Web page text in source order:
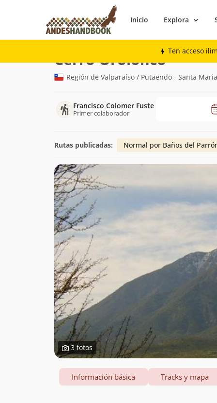
Inicio Explora
Ten acceso
Montaña
Cerro Orolonco (2.333m)
Región de Valparaíso / Putaendo - Santa
Francisco Colomer Fuste
Primer colaborador
Rutas publicadas: Normal por Baños del
3 fotos
Información básica Tracks y mapa